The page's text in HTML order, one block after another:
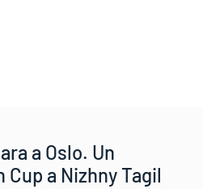
a Oslo. Un
a Nizhny Tagil